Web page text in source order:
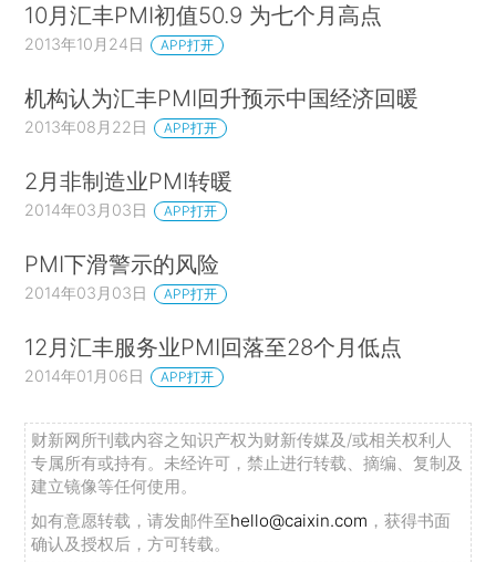
10月汇丰PMI初值50.9 为七个月高点
2013年10月24日 APP打开
机构认为汇丰PMI回升预示中国经济回暖
2013年08月22日 APP打开
2月非制造业PMI转暖
2014年03月03日 APP打开
PMI下滑警示的风险
2014年03月03日 APP打开
12月汇丰服务业PMI回落至28个月低点
2014年01月06日 APP打开
财新网所刊载内容之知识产权为财新传媒及/或相关权利人
专属所有或持有。未经许可，禁止进行转载、摘编、复制及
建立镜像等任何使用。
如有意愿转载，请发邮件至hello@caixin.com ，获得书面
确认及授权后，方可转载。